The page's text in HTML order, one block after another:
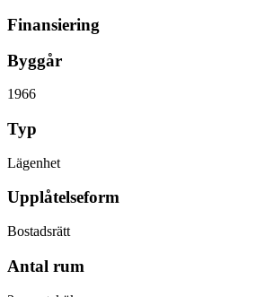
Finansiering
Byggår
1966
Typ
Lägenhet
Upplåtelseform
Bostadsrätt
Antal rum